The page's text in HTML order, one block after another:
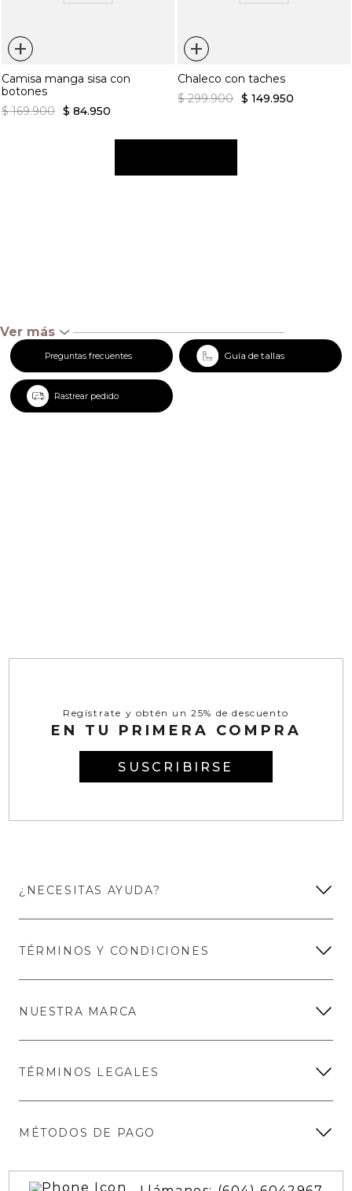
+
Camisa manga sisa con
botones
$ 169.900 $ 84.950
+
Chaleco con taches
$ 299.900 $ 149.950